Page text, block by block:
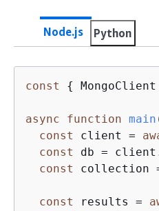
Node.js Python
const {
async function main
const
client =
const
db =
const
collection
const results =